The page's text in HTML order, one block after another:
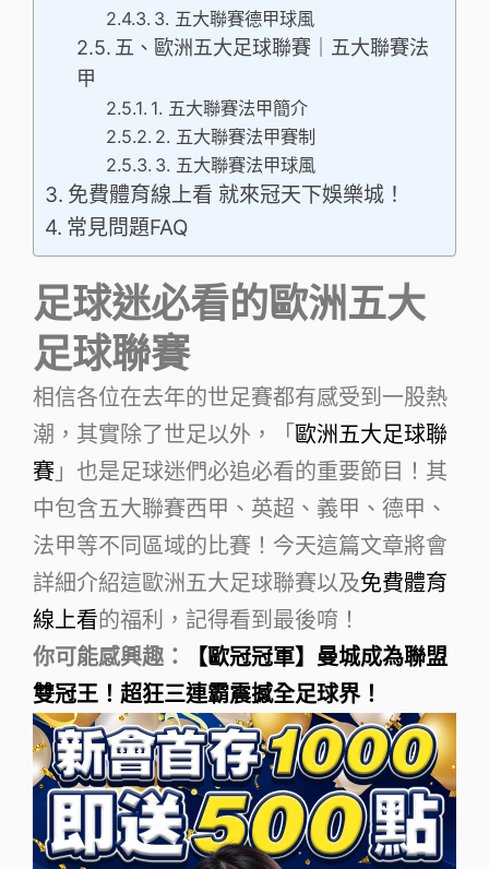
3. 五大聯賽德甲球風
五、歐洲五大足球聯賽｜五大聯賽法
甲
1. 五大聯賽法甲簡介
2. 五大聯賽法甲賽制
3. 五大聯賽法甲球風
免費體育線上看 就來冠天下娛樂城！
常見問題FAQ
足球迷必看的歐洲五大
足球聯賽
相信各位在去年的世足賽都有感受到一股熱
潮，其實除了世足以外，「 歐洲五大足球聯
賽 」也是足球迷們必追必看的重要節目！其
中包含五大聯賽西甲、英超、義甲、德甲、
法甲等不同區域的比賽！今天這篇文章將會
詳細介紹這歐洲五大足球聯賽以及免費體育
線上看的福利，記得看到最後唷！
你可能感興趣：
【歐冠冠軍】曼城成為聯盟
雙冠王！超狂三連霸震撼全足球界！